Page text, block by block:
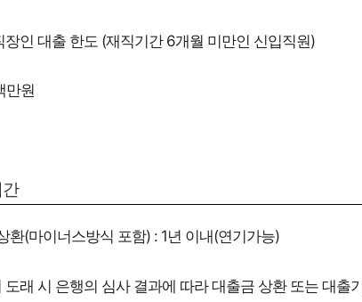
장인 대출 한도 (재직기간 6개월 미만인 신입직원)
만원
환(마이너스방식 포함) : 1년 이내(연기가능)
도래 시 은행의 심사 결과에 따라 대출금 상환 또는 대출